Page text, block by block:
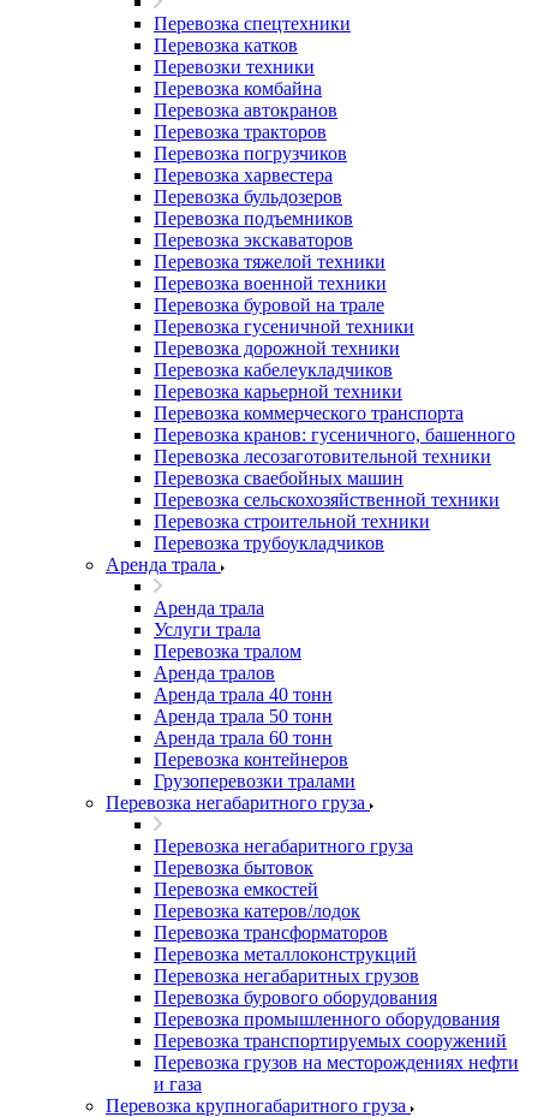
Перевозка спецтехники
Перевозка катков
Перевозки техники
Перевозка комбайна
Перевозка автокранов
Перевозка тракторов
Перевозка погрузчиков
Перевозка харвестера
Перевозка бульдозеров
Перевозка подъемников
Перевозка экскаваторов
Перевозка тяжелой техники
Перевозка военной техники
Перевозка буровой на трале
Перевозка гусеничной техники
Перевозка дорожной техники
Перевозка кабелеукладчиков
Перевозка карьерной техники
Перевозка коммерческого транспорта
Перевозка кранов: гусеничного, башенного
Перевозка лесозаготовительной техники
Перевозка сваебойных машин
Перевозка сельскохозяйственной техники
Перевозка строительной техники
Перевозка трубоукладчиков
Аренда трала
Аренда трала
Услуги трала
Перевозка тралом
Аренда тралов
Аренда трала 40 тонн
Аренда трала 50 тонн
Аренда трала 60 тонн
Перевозка контейнеров
Грузоперевозки тралами
Перевозка негабаритного груза
Перевозка негабаритного груза
Перевозка бытовок
Перевозка емкостей
Перевозка катеров/лодок
Перевозка трансформаторов
Перевозка металлоконструкций
Перевозка негабаритных грузов
Перевозка бурового оборудования
Перевозка промышленного оборудования
Перевозка транспортируемых сооружений
Перевозка грузов на месторождениях нефти
и газа
Перевозка крупногабаритного груза